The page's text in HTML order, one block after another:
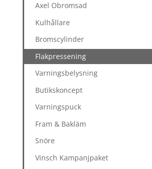
Axel Obromsad
Kulhållare
Bromscylinder
Flakpressening
Varningsbelysning
Butikskoncept
Varningspuck
Fram & Bakläm
Snöre
Vinsch Kampanjpaket